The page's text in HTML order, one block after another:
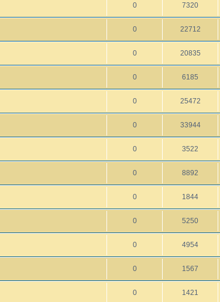
0 7320
0 22712
0 20835
0 6185
0 25472
0 33944
0 3522
0 8892
0 1844
0 5250
0 4954
0 1567
0 1421